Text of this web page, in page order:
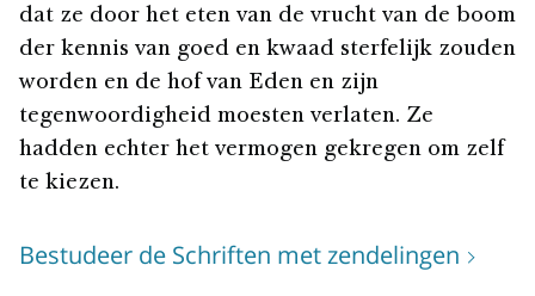
dat ze door het eten van de vrucht van de boom
der kennis van goed en kwaad sterfelijk zouden
worden en de hof van Eden en zijn
tegenwoordigheid moesten verlaten. Ze
hadden echter het vermogen gekregen om zelf
te kiezen.
Bestudeer de Schriften met zendelingen